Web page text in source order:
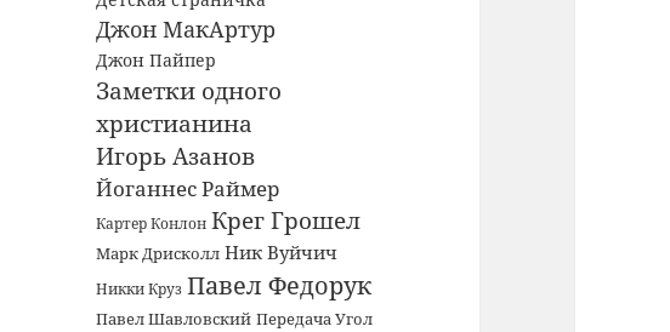
Джон МакАртур
Джон Пайпер
Заметки одного
христианина
Игорь Азанов
Йоганнес Раймер
Картер Конлон Крег Грошел
Марк Дрисколл Ник Вуйчич
Никки Круз Павел Федорук
Павел Шавловский Передача Угол